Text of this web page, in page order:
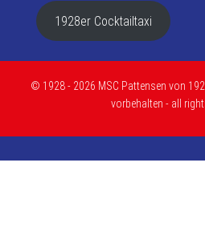
1928er Cocktailtaxi
© 1928 - 2026 MSC Pattensen von
vorbehalten - all